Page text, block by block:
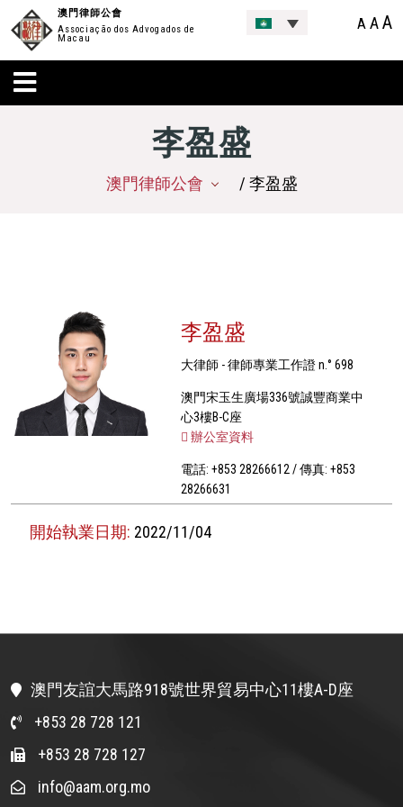
澳門律師公會
Associação dos Advogados de
Macau
A AA
李盈盛
澳門律師公會 / 李盈盛
李盈盛
大律師 - 律師專業工作證 n.° 698
澳門宋玉生廣場336號誠豐商業中
心3樓B-C座
辦公室資料
電話: +853 28266612 / 傳真: +853
28266631
開始執業日期: 2022/11/04
澳門友誼大馬路918號世界貿易中心11樓A-D座
+853 28 728 121
+853 28 728 127
info@aam.org.mo